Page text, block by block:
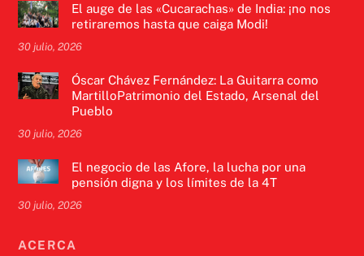
El auge de las «Cucarachas» de India: ¡no nos
retiraremos hasta que caiga Modi!
30 julio, 2026
Óscar Chávez Fernández: La Guitarra como
MartilloPatrimonio del Estado, Arsenal del
Pueblo
30 julio, 2026
El negocio de las Afore, la lucha por una
pensión digna y los límites de la 4T
30 julio, 2026
ACERCA